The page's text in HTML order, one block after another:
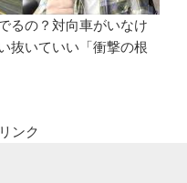
るの？対向車がいなけ
抜いていい「衝撃の根
ンク